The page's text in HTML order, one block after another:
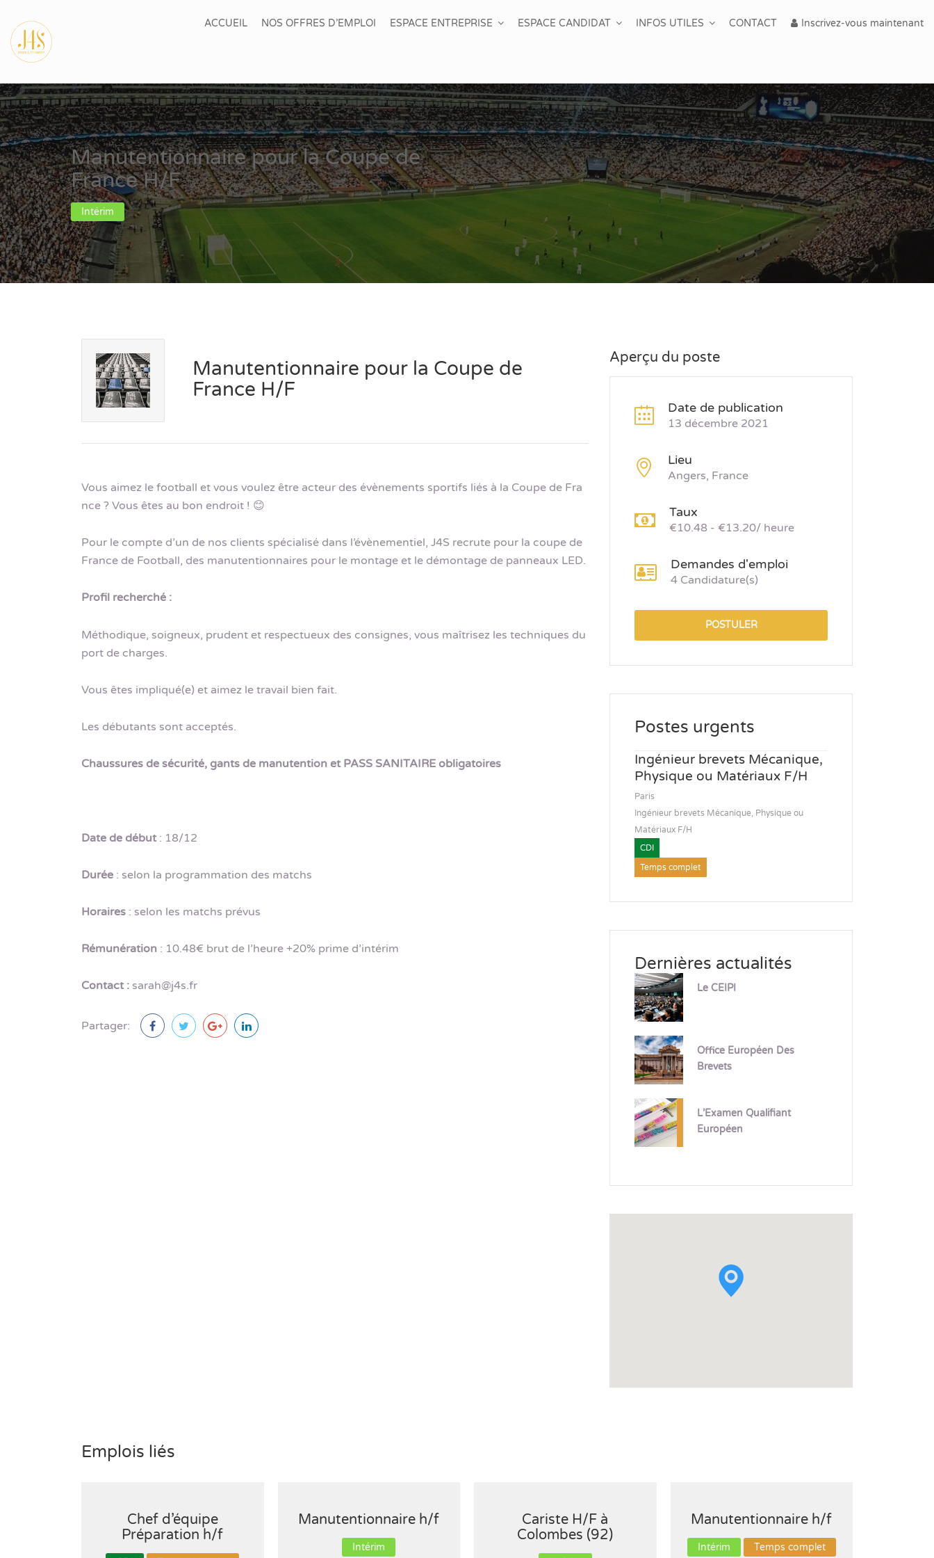
Inscrivez-vous maintenant
ACCUEIL NOS OFFRES D’EMPLOI ESPACE ENTREPRISE ESPACE CANDIDAT INFOS UTILES CONTACT
Manutentionnaire pour la Coupe de
France H/F
Intérim
Manutentionnaire pour la Coupe de
France H/F
Vous aimez le football et vous voulez être acteur des évènements sportifs liés à la Coupe de Fra
nce ? Vous êtes au bon endroit ! 😊
Pour le compte d’un de nos clients spécialisé dans l’évènementiel, J4S recrute pour la coupe de
France de Football, des manutentionnaires pour le montage et le démontage de panneaux LED.
Profil recherché :
Méthodique, soigneux, prudent et respectueux des consignes, vous maîtrisez les techniques du
port de charges.
Vous êtes impliqué(e) et aimez le travail bien fait.
Les débutants sont acceptés.
Chaussures de sécurité, gants de manutention et PASS SANITAIRE obligatoires
Date de début: 18/12
Durée : selon la programmation des matchs
Horaires : selon les matchs prévus
Rémunération : 10.48€ brut de l’heure +20% prime d’intérim
Contact : sarah@j4s.fr
Partager:
Aperçu du poste
Date de publication
13 décembre 2021
Lieu
Angers, France
Taux
€10.48 - €13.20/ heure
Demandes d'emploi
4 Candidature(s)
POSTULER
Postes urgents
Ingénieur brevets Mécanique,
Physique ou Matériaux F/H
Paris
Ingénieur brevets Mécanique, Physique ou
Matériaux F/H
CDI
Temps complet
Dernières actualités
Le CEIPI
Office Européen Des
Brevets
L’Examen Qualifiant
Européen
Emplois liés
Chef d’équipe
Préparation h/f
Manutentionnaire h/f
Intérim
Cariste H/F à
Colombes (92)
Manutentionnaire h/f
Intérim Temps complet